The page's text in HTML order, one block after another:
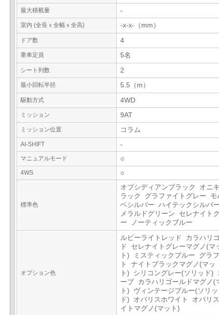
最大積載量 -
室内 (全長ｘ全幅ｘ全高) -x-x-（mm）
ドア数 4
乗車定員 5名
シート列数 2
最小回転半径 5.5（m）
駆動方式 4WD
ミッション 9AT
ミッション位置 コラム
AI-SHIFT -
マニュアルモード ○
4WS ○
標準色
オブシディアンブラック オニ
ラック グラファイトグレー モ
ベシルバー ハイテックシルバ
メラルドグリーン セレナイト
ー ノーティックブルー
オプション色
ルビーライトレッド カラハリ
ド セレナイトグレーマグノ(マ
ト) ミスティックブルー グラ
ト ナイトブラックマグノ(マッ
ト) シリコングレー(ソリッド)
ーブ カラハリゴールドマグノ(
ト) ヴィンテージブルー(ソリッ
ド) オパリスホワイト オパリ
イトマグノ(マット)